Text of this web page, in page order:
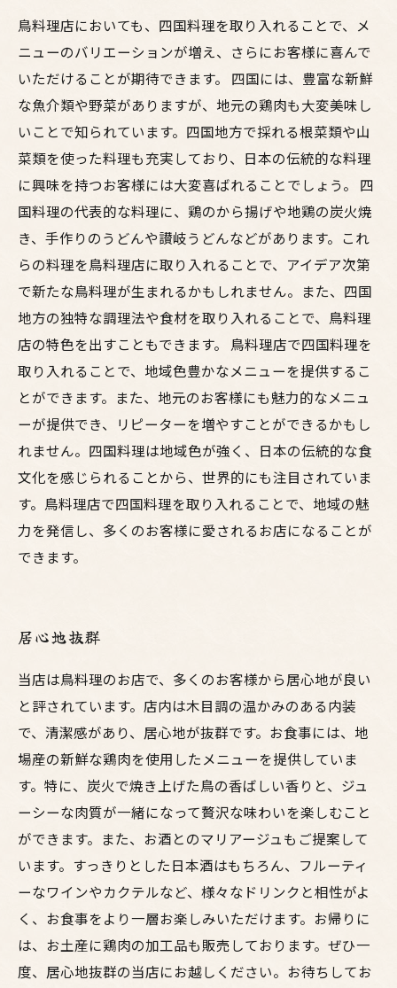
鳥料理店においても、四国料理を取り入れることで、メ
ニューのバリエーションが増え、さらにお客様に喜んで
いただけることが期待できます。 四国には、豊富な新鮮
な魚介類や野菜がありますが、地元の鶏肉も大変美味し
いことで知られています。四国地方で採れる根菜類や山
菜類を使った料理も充実しており、日本の伝統的な料理
に興味を持つお客様には大変喜ばれることでしょう。 四
国料理の代表的な料理に、鶏のから揚げや地鶏の炭火焼
き、手作りのうどんや讃岐うどんなどがあります。これ
らの料理を鳥料理店に取り入れることで、アイデア次第
で新たな鳥料理が生まれるかもしれません。また、四国
地方の独特な調理法や食材を取り入れることで、鳥料理
店の特色を出すこともできます。 鳥料理店で四国料理を
取り入れることで、地域色豊かなメニューを提供するこ
とができます。また、地元のお客様にも魅力的なメニュ
ーが提供でき、リピーターを増やすことができるかもし
れません。四国料理は地域色が強く、日本の伝統的な食
文化を感じられることから、世界的にも注目されていま
す。鳥料理店で四国料理を取り入れることで、地域の魅
力を発信し、多くのお客様に愛されるお店になることが
できます。
居心地抜群
当店は鳥料理のお店で、多くのお客様から居心地が良い
と評されています。店内は木目調の温かみのある内装
で、清潔感があり、居心地が抜群です。お食事には、地
場産の新鮮な鶏肉を使用したメニューを提供していま
す。特に、炭火で焼き上げた鳥の香ばしい香りと、ジュ
ーシーな肉質が一緒になって贅沢な味わいを楽しむこと
ができます。また、お酒とのマリアージュもご提案して
います。すっきりとした日本酒はもちろん、フルーティ
ーなワインやカクテルなど、様々なドリンクと相性がよ
く、お食事をより一層お楽しみいただけます。お帰りに
は、お土産に鶏肉の加工品も販売しております。ぜひ一
度、居心地抜群の当店にお越しください。お待ちしてお